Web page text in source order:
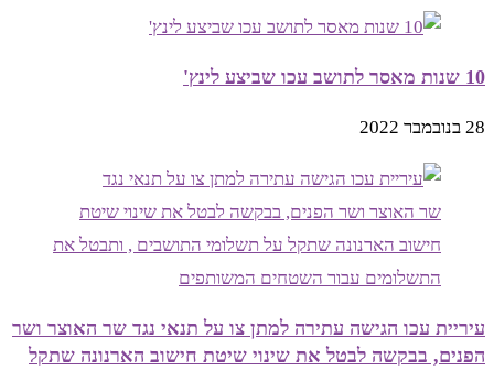
10 שנות מאסר לתושב עכו שביצע לינץ'
28 בנובמבר 2022
עיריית עכו הגישה עתירה למתן צו על תנאי נגד שר האוצר ושר
הפנים, בבקשה לבטל את שינוי שיטת חישוב הארנונה שתקל